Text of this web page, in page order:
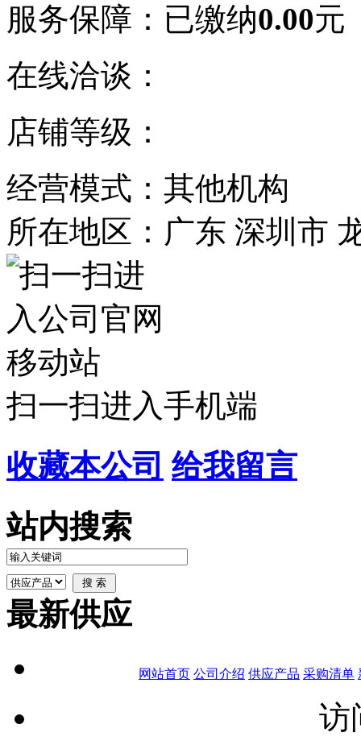
服务保障： 已缴纳0.00元
在线洽谈：
店铺等级：
经营模式：其他机构
所在地区：广东 深圳市
扫一扫进入手机端
收藏本公司 给我留言
站内搜索
最新供应
网站首页 公司介绍 供应产品 采购清单
访